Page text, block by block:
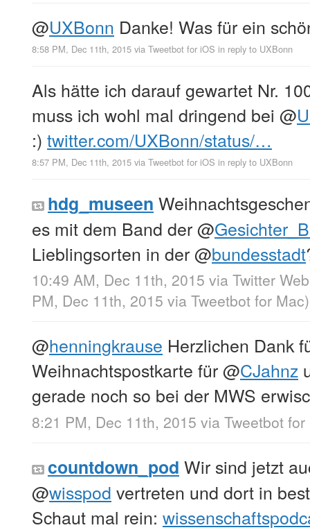
@UXBonn Danke! Was für ein
8:58 PM, Dec 11th, 2015 via Tweetbot for iΟS in reply to UXBonn
Als hätte ich darauf gewartet Nr.
muss ich wohl mal dringend bei @
:) twitter.com/UXBonn/status/…
8:57 PM, Dec 11th, 2015 via Tweetbot for iΟS in reply to UXBonn
hdg_museen
es mit dem Band der@
Lieblingsorten in der@bundesstadt
10:49 AM, Dec 11th, 2015 via Twitter
PM, Dec 11th, 2015 via Tweetbot for Mac)
@henningkrause Herzlichen Dank
Weihnachtspostkarte für@CJahnz
gerade noch so bei der MWS
8:21 PM, Dec 11th, 2015 via Tweetbot
countdown_pod Wir sind jetzt
@wisspod vertreten und dort in
Schaut mal rein: